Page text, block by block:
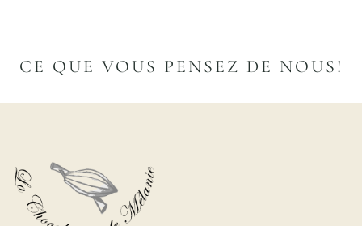
CE QUE VOUS PENSEZ DE NOUS!